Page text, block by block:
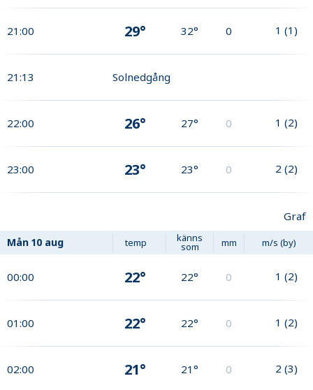
21:00 29° 32° 0 1 (1)
21:13 Solnedgång
22:00 26° 27° 0 1 (2)
23:00 23° 23° 0 2 (2)
Graf
Mån 10 aug temp känns
som mm m/s (by)
00:00 22° 22° 0 1 (2)
01:00 22° 22° 0 1 (2)
02:00 21° 21° 0 2 (3)